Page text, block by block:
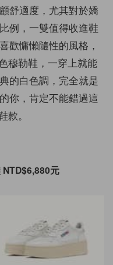
舒適度，尤其對於嬌
例，一雙值得收進鞋
歡慵懶隨性的風格，
穆勒鞋，一穿上就能
的白色調，完全就是
你，肯定不能錯過這
。
NTD$6,880元